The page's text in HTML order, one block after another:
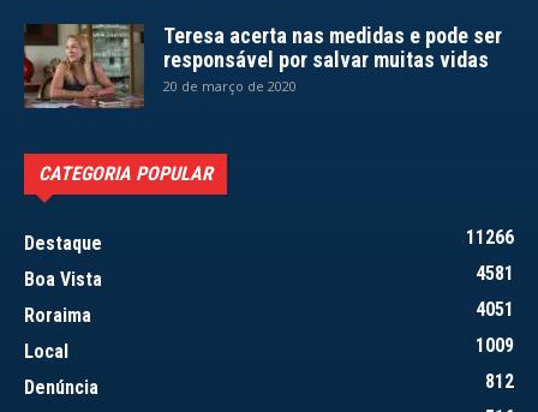
Teresa acerta nas medidas e pode ser
responsável por salvar muitas vidas
20 de março de 2020
CATEGORIA POPULAR
Destaque
11266
Boa Vista
4581
Roraima
4051
Local
1009
Denúncia
812